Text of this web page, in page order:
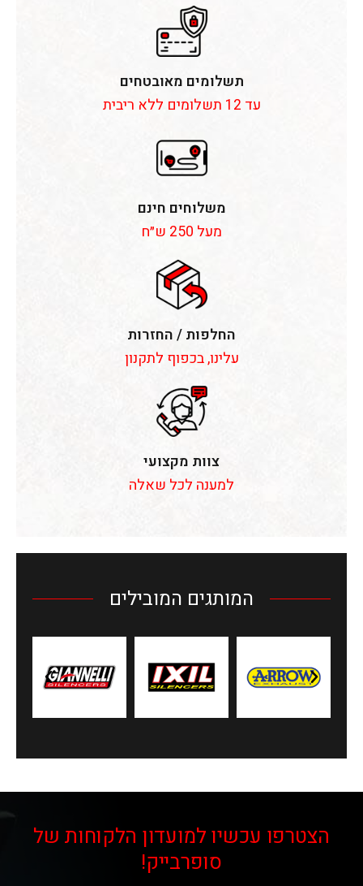
תשלומים מאובטחים
עד 12 תשלומים ללא ריבית
משלוחים חינם
מעל 250 ש״ח
החלפות / החזרות
עלינו, בכפוף לתקנון
צוות מקצועי
למענה לכל שאלה
המותגים המובילים
הצטרפו עכשיו למועדון הלקוחות של
סופרבייק!